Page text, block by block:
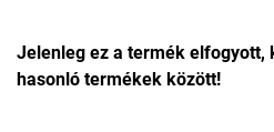
Jelenleg ez a termék elfogyott,
hasonló termékek között!